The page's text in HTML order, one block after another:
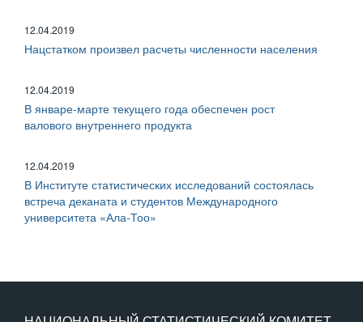
12.04.2019
Нацстатком произвел расчеты численности населения
12.04.2019
В январе-марте текущего года обеспечен рост
валового внутреннего продукта
12.04.2019
В Институте статистических исследований состоялась
встреча деканата и студентов Международного
университета «Ала-Тоо»